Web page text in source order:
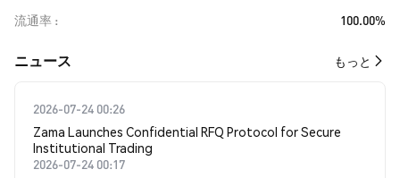
流通率
100.00%
​​ニュース​​ もっと
2026-07-24 00:26
Zama Launches Confidential RFQ Protocol for Secure
Institutional Trading
2026-07-24 00:17